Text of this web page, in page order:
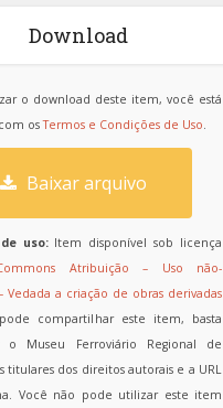
Download
o download deste item, você está
osTermos e Condições de Uso.
Baixar arquivo
uso:Item disponível sob licença
Atribuição – Uso não-
Vedada a criação de obras derivadas
compartilhar este item, basta
o Museu Ferroviário Regional de
titulares dos direitos autorais e a URL
Você não pode utilizar este item